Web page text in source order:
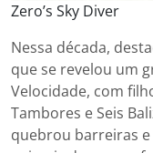
Zero’s Sky Diver
Nessa década,
que se revelou um
Velocidade, com
Tambores e Seis
quebrou barreiras